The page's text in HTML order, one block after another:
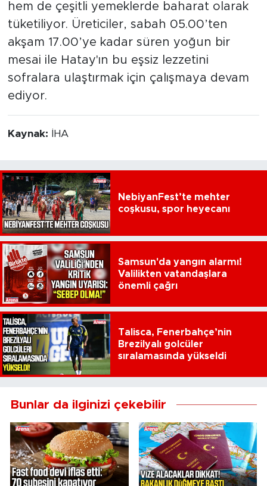
hem de çeşitli yemeklerde baharat olarak
tüketiliyor. Üreticiler, sabah 05.00’ten
akşam 17.00’ye kadar süren yoğun bir
mesai ile Hatay'ın bu eşsiz lezzetini
sofralara ulaştırmak için çalışmaya devam
ediyor.
Kaynak: İHA
NebiyanFest’te mehter
coşkusu, spor heyecanı
Samsun'da yangın alarmı!
Valilikten vatandaşlara
önemli çağrı
Talisca, Fenerbahçe’nin
Brezilyalı golcüler
sıralamasında yükseldi
Bunlar da ilginizi çekebilir